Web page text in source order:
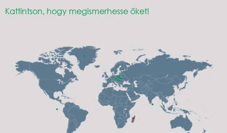
Kattintson, hogy megismerhesse őket!